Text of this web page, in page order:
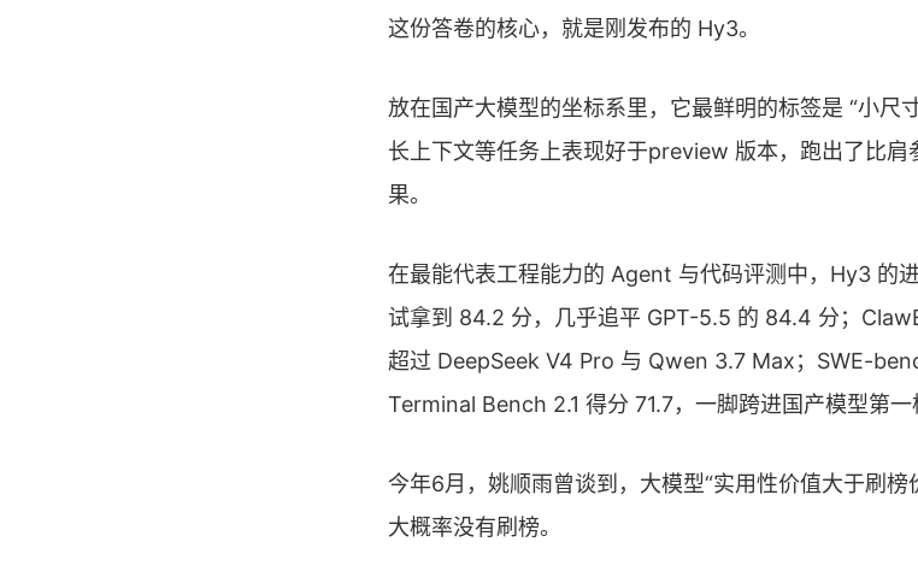
这份答卷的核心，就是刚发布的 Hy3。
放在国产大模型的坐标系里，它最鲜明的标签是 “小尺
长上下文等任务上表现好于preview 版本，跑出了比
果。
在最能代表工程能力的 Agent 与代码评测中，Hy3 的
试拿到 84.2 分，几乎追平 GPT-5.5 的 84.4 分；
超过 DeepSeek V4 Pro 与 Qwen 3.7 Max；SWE-
Terminal Bench 2.1 得分 71.7，一脚跨进国产模型第一
今年6月，姚顺雨曾谈到，大模型“实用性价值大于刷
大概率没有刷榜。